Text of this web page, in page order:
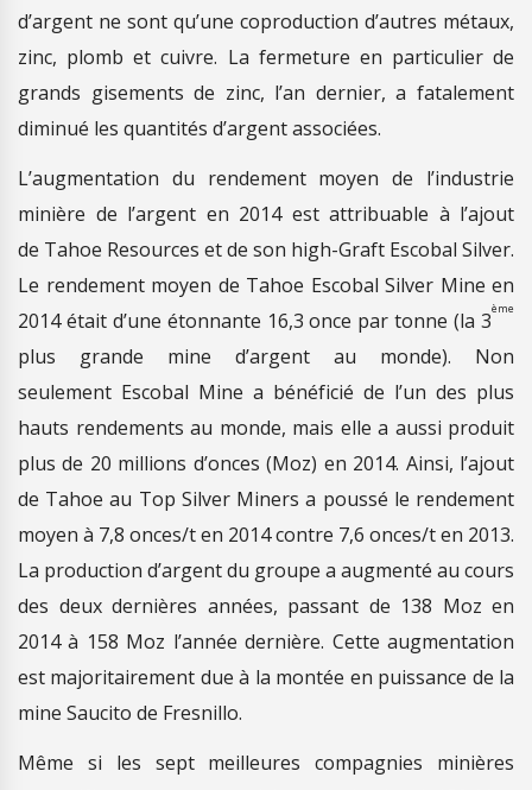
d’argent ne sont qu’une coproduction d’autres métaux,
zinc, plomb et cuivre. La fermeture en particulier de
grands gisements de zinc, l’an dernier, a fatalement
diminué les quantités d’argent associées.
L’augmentation du rendement moyen de l’industrie
minière de l’argent en 2014 est attribuable à l’ajout
de Tahoe Resources et de son high-Graft Escobal Silver.
Le rendement moyen de Tahoe Escobal Silver Mine en
2014 était d’une étonnante 16,3 once par tonne (la 3ème
plus grande mine d’argent au monde). Non
seulement Escobal Mine a bénéficié de l’un des plus
hauts rendements au monde, mais elle a aussi produit
plus de 20 millions d’onces (Moz) en 2014. Ainsi, l’ajout
de Tahoe au Top Silver Miners a poussé le rendement
moyen à 7,8 onces/t en 2014 contre 7,6 onces/t en 2013.
La production d’argent du groupe a augmenté au cours
des deux dernières années, passant de 138 Moz en
2014 à 158 Moz l’année dernière. Cette augmentation
est majoritairement due à la montée en puissance de la
mine Saucito de Fresnillo.
Même si les sept meilleures compagnies minières